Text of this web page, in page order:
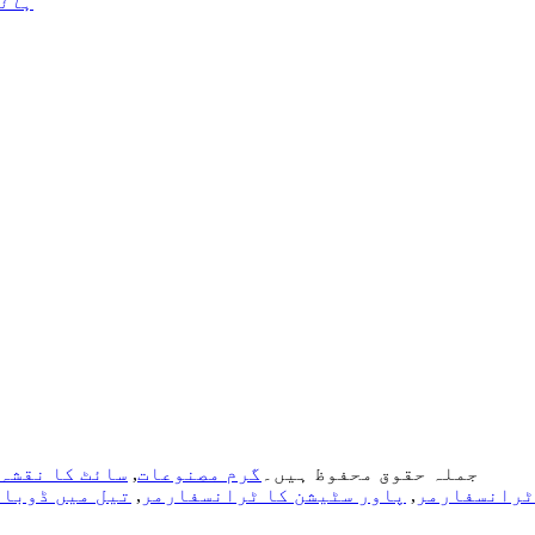
کاپی رائٹ © 2022 YUEQING JSM TRANSFORMER CO.LTD جملہ حقوق محفوظ ہیں۔ گرم مصنوعات, سائٹ کا نقشہ
, پاور سٹیشن کا ٹرانسفارمر , تیل میں